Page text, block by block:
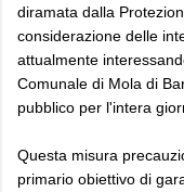
diramata dalla
considerazione delle
attualmente
Comunale di Mola di
pubblico per l'intera
Questa misura
primario obiettivo di